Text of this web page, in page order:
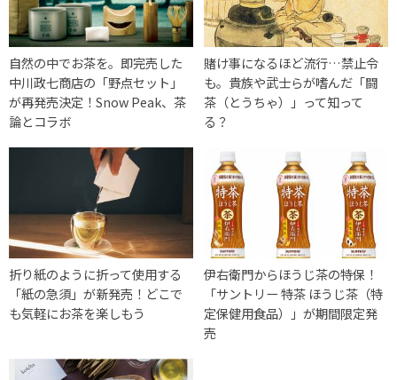
自然の中でお茶を。即完売した
中川政七商店の「野点セット」
が再発売決定！Snow Peak、茶
論とコラボ
賭け事になるほど流行…禁止令
も。貴族や武士らが嗜んだ「闘
茶（とうちゃ）」って知って
る？
折り紙のように折って使用する
「紙の急須」が新発売！どこで
も気軽にお茶を楽しもう
伊右衛門からほうじ茶の特保！
「サントリー 特茶 ほうじ茶（特
定保健用食品）」が期間限定発
売